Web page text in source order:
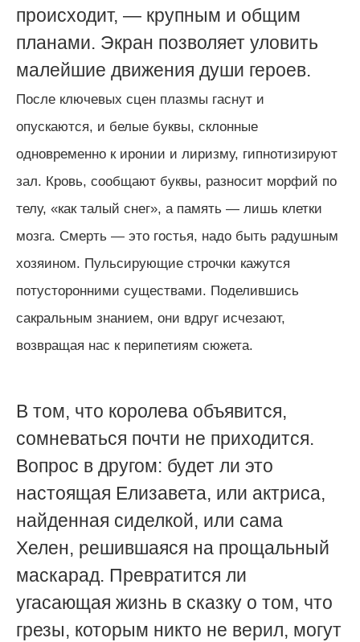
происходит, — крупным и общим
планами. Экран позволяет уловить
малейшие движения души героев.
После ключевых сцен плазмы гаснут и
опускаются, и белые буквы, склонные
одновременно к иронии и лиризму, гипнотизируют
зал. Кровь, сообщают буквы, разносит морфий по
телу, «как талый снег», а память — лишь клетки
мозга. Смерть — это гостья, надо быть радушным
хозяином. Пульсирующие строчки кажутся
потусторонними существами. Поделившись
сакральным знанием, они вдруг исчезают,
возвращая нас к перипетиям сюжета.
В том, что королева объявится,
сомневаться почти не приходится.
Вопрос в другом: будет ли это
настоящая Елизавета, или актриса,
найденная сиделкой, или сама
Хелен, решившаяся на прощальный
маскарад. Превратится ли
угасающая жизнь в сказку о том, что
грезы, которым никто не верил, могут